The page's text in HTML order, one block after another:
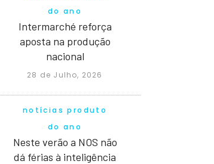
do ano
Intermarché reforça
aposta na produção
nacional
28 de Julho, 2026
notícias produto
do ano
Neste verão a NOS não
dá férias à inteligência